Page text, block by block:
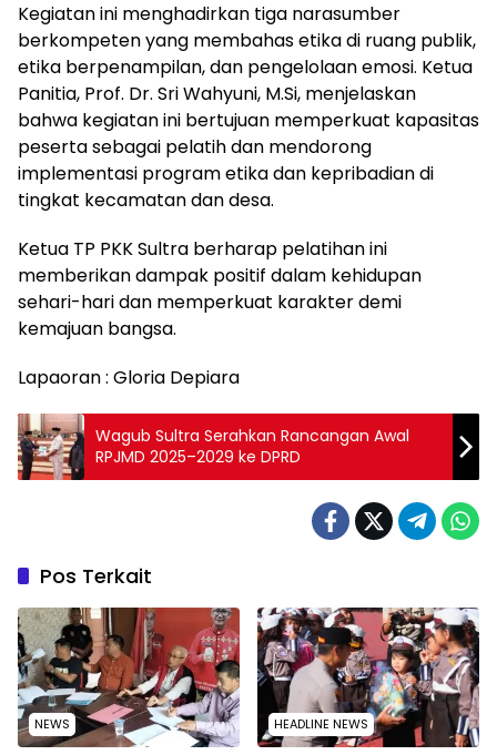
Kegiatan ini menghadirkan tiga narasumber
berkompeten yang membahas etika di ruang publik,
etika berpenampilan, dan pengelolaan emosi. Ketua
Panitia, Prof. Dr. Sri Wahyuni, M.Si, menjelaskan
bahwa kegiatan ini bertujuan memperkuat kapasitas
peserta sebagai pelatih dan mendorong
implementasi program etika dan kepribadian di
tingkat kecamatan dan desa.
Ketua TP PKK Sultra berharap pelatihan ini
memberikan dampak positif dalam kehidupan
sehari-hari dan memperkuat karakter demi
kemajuan bangsa.
Lapaoran : Gloria Depiara
Wagub Sultra Serahkan Rancangan Awal
RPJMD 2025–2029 ke DPRD
Pos Terkait
NEWS HEADLINE NEWS